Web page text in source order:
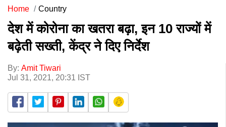
Home Country
देश में कोरोना का खतरा बढ़ा, इन 10 राज्यों में
बढ़ेती सख्ती, केंद्र ने दिए निर्देश
By: Amit Tiwari
Jul 31, 2021, 20:31 IST